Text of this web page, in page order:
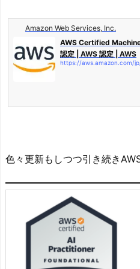
Amazon Web Services, Inc.
AWS Certified
認定 | AWS 認定 | AWS
色々更新もしつつ引き続き